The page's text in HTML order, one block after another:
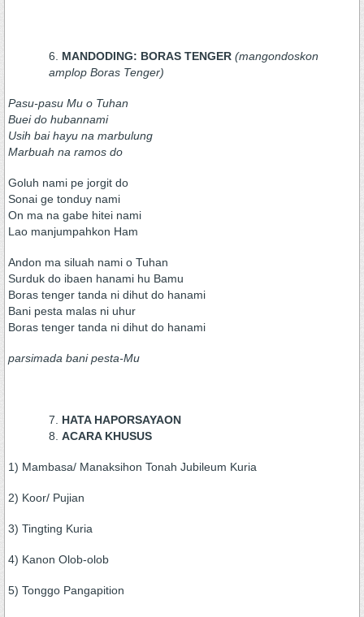
MANDODING: BORAS TENGER (mangondoskon
amplop Boras Tenger)
Pasu-pasu Mu o Tuhan
Buei do hubannami
Usih bai hayu na marbulung
Marbuah na ramos do
Goluh nami pe jorgit do
Sonai ge tonduy nami
On ma na gabe hitei nami
Lao manjumpahkon Ham
Andon ma siluah nami o Tuhan
Surduk do ibaen hanami hu Bamu
Boras tenger tanda ni dihut do hanami
Bani pesta malas ni uhur
Boras tenger tanda ni dihut do hanami
parsimada bani pesta-Mu
HATA HAPORSAYAON
ACARA KHUSUS
1) Mambasa/ Manaksihon Tonah Jubileum Kuria
2) Koor/ Pujian
3) Tingting Kuria
4) Kanon Olob-olob
5) Tonggo Pangapition